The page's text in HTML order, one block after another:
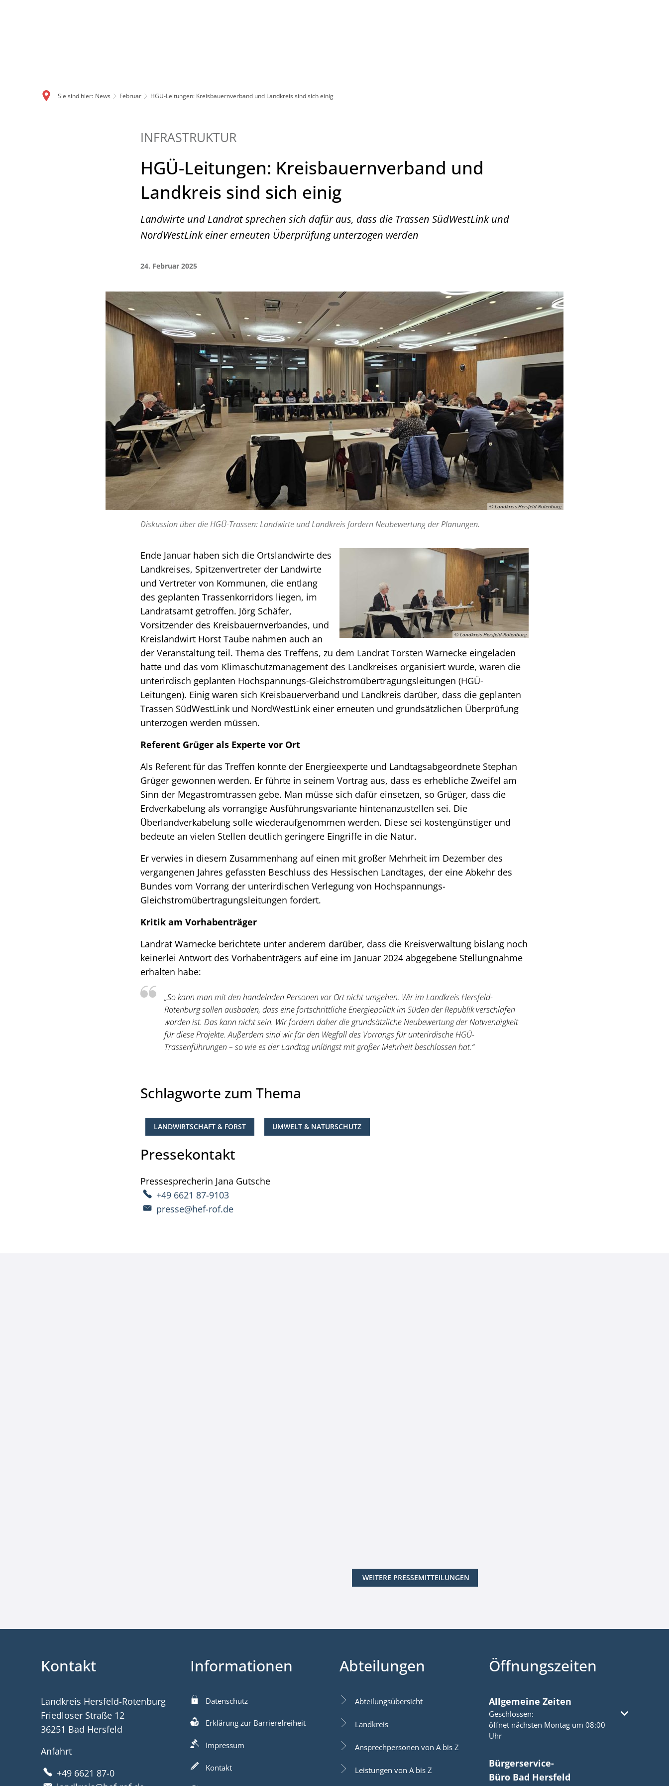
Sie sind hier: News Februar HGÜ-Leitungen: Kreisbauernverband und Landkreis sind sich einig
INFRASTRUKTUR
HGÜ-Leitungen: Kreisbauernverband und
Landkreis sind sich einig
Landwirte und Landrat sprechen sich dafür aus, dass die Trassen SüdWestLink und
NordWestLink einer erneuten Überprüfung unterzogen werden
24. Februar 2025
© Landkreis Hersfeld-Rotenburg
Diskussion über die HGÜ-Trassen: Landwirte und Landkreis fordern Neubewertung der Planungen.
© Landkreis Hersfeld-Rotenburg
Ende Januar haben sich die Ortslandwirte des
Landkreises, Spitzenvertreter der Landwirte
und Vertreter von Kommunen, die entlang
des geplanten Trassenkorridors liegen, im
Landratsamt getroffen. Jörg Schäfer,
Vorsitzender des Kreisbauernverbandes, und
Kreislandwirt Horst Taube nahmen auch an
der Veranstaltung teil. Thema des Treffens, zu dem Landrat Torsten Warnecke eingeladen
hatte und das vom Klimaschutzmanagement des Landkreises organisiert wurde, waren die
unterirdisch geplanten Hochspannungs-Gleichstromübertragungsleitungen (HGÜ-
Leitungen). Einig waren sich Kreisbauerverband und Landkreis darüber, dass die geplanten
Trassen SüdWestLink und NordWestLink einer erneuten und grundsätzlichen Überprüfung
unterzogen werden müssen.
Referent Grüger als Experte vor Ort
Als Referent für das Treffen konnte der Energieexperte und Landtagsabgeordnete Stephan
Grüger gewonnen werden. Er führte in seinem Vortrag aus, dass es erhebliche Zweifel am
Sinn der Megastromtrassen gebe. Man müsse sich dafür einsetzen, so Grüger, dass die
Erdverkabelung als vorrangige Ausführungsvariante hintenanzustellen sei. Die
Überlandverkabelung solle wiederaufgenommen werden. Diese sei kostengünstiger und
bedeute an vielen Stellen deutlich geringere Eingriffe in die Natur.
Er verwies in diesem Zusammenhang auf einen mit großer Mehrheit im Dezember des
vergangenen Jahres gefassten Beschluss des Hessischen Landtages, der eine Abkehr des
Bundes vom Vorrang der unterirdischen Verlegung von Hochspannungs-
Gleichstromübertragungsleitungen fordert.
Kritik am Vorhabenträger
Landrat Warnecke berichtete unter anderem darüber, dass die Kreisverwaltung bislang noch
keinerlei Antwort des Vorhabenträgers auf eine im Januar 2024 abgegebene Stellungnahme
erhalten habe:
„So kann man mit den handelnden Personen vor Ort nicht umgehen. Wir im Landkreis Hersfeld-
Rotenburg sollen ausbaden, dass eine fortschrittliche Energiepolitik im Süden der Republik verschlafen
worden ist. Das kann nicht sein. Wir fordern daher die grundsätzliche Neubewertung der Notwendigkeit
für diese Projekte. Außerdem sind wir für den Wegfall des Vorrangs für unterirdische HGÜ-
Trassenführungen – so wie es der Landtag unlängst mit großer Mehrheit beschlossen hat.“
Schlagworte zum Thema
LANDWIRTSCHAFT & FORST UMWELT & NATURSCHUTZ
Pressekontakt
Pressesprecherin Jana Gutsche
+49 6621 87-9103
presse@hef-rof.de
WEITERE PRESSEMITTEILUNGEN
Kontakt
Landkreis Hersfeld-Rotenburg
Friedloser Straße 12
36251 Bad Hersfeld
Anfahrt
+49 6621 87-0
Informationen
Datenschutz
Erklärung zur Barrierefreiheit
Impressum
Kontakt
Abteilungen
Abteilungsübersicht
Landkreis
Ansprechpersonen von A bis Z
Leistungen von A bis Z
Öffnungszeiten
Allgemeine Zeiten
Klicken, um weitere Öffnungs- oder Schließzeiten
Geschlossen:
öffnet nächsten Montag um 08:00
Uhr
Bürgerservice-
Büro Bad Hersfeld